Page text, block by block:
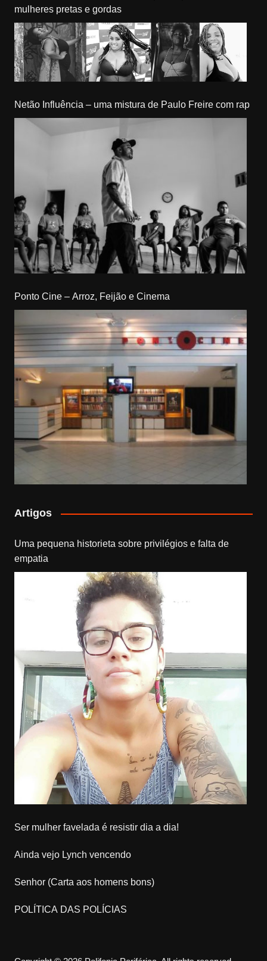
mulheres pretas e gordas
Netão Influência – uma mistura de Paulo Freire com rap
Ponto Cine – Arroz, Feijão e Cinema
Artigos
Uma pequena historieta sobre privilégios e falta de
empatia
Ser mulher favelada é resistir dia a dia!
Ainda vejo Lynch vencendo
Senhor (Carta aos homens bons)
POLÍTICA DAS POLÍCIAS